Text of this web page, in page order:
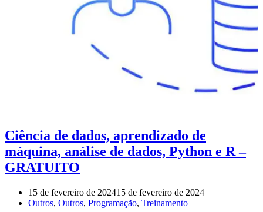
Ciência de dados, aprendizado de
máquina, análise de dados, Python e R –
GRATUITO
15 de fevereiro de 202415 de fevereiro de 2024
Outros, Outros, Programação, Treinamento